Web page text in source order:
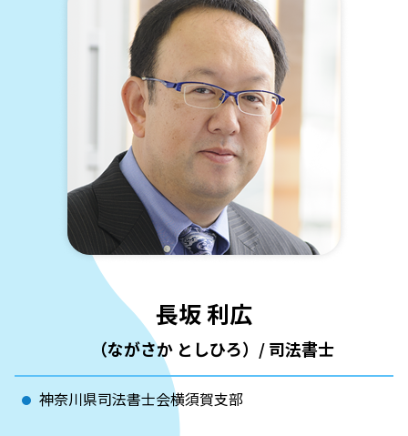
代襲相続 孫
遺言 簡単
息子 死亡 相続
子供 相続 非課税
遺言書 検認
遺言書 書き方
銀行 相続 書類
葉山町 遺言書作成
金沢区 相続
横浜市 家族信託
栄区 相続
磯子区 遺言書作成
登記 信託
家族信託 デメリット
横須賀市 家族信託
三浦市 法人登記
鎌倉市 法人登記
磯子区 法人登記
横浜市 法人登記
葉山町 法人登記
未登記建物 相続
港南区 法人登記
金沢区 法人登記
逗子市 法人登記
長坂 利広
（ながさか としひろ）/ 司法書士
神奈川県司法書士会横須賀支部